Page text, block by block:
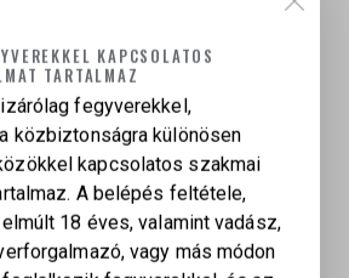
KAPCSOLATOS
TARTALMAZ
fegyverekkel,
közbiztonságra különösen
kapcsolatos szakmai
A belépés feltétele,
18 éves, valamint vadász,
vagy más módon